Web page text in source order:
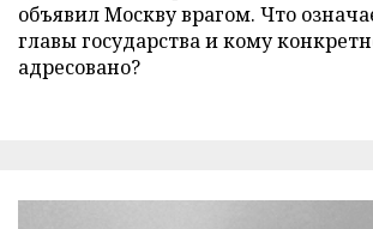
объявил Москву врагом. Что
главы государства и кому
адресовано?